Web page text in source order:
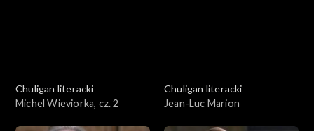
Chuligan literacki
Michel Wieviorka, cz. 2
Chuligan literacki
Jean-Luc Marion